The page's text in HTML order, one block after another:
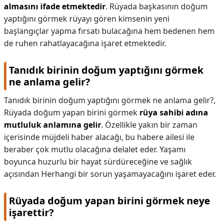
almasını ifade etmektedir. Rüyada başkasının doğum
yaptığını görmek rüyayı gören kimsenin yeni
başlangıçlar yapma fırsatı bulacağına hem bedenen hem
de ruhen rahatlayacağına işaret etmektedir.
Tanıdık birinin doğum yaptığını görmek
ne anlama gelir?
Tanıdık birinin doğum yaptığını görmek ne anlama gelir?,
Rüyada doğum yapan birini görmek rüya sahibi adına
mutluluk anlamına gelir. Özellikle yakın bir zaman
içerisinde müjdeli haber alacağı, bu habere ailesi ile
beraber çok mutlu olacağına delalet eder. Yaşamı
boyunca huzurlu bir hayat sürdüreceğine ve sağlık
açısından Herhangi bir sorun yaşamayacağını işaret eder.
Rüyada doğum yapan birini görmek neye
işarettir?